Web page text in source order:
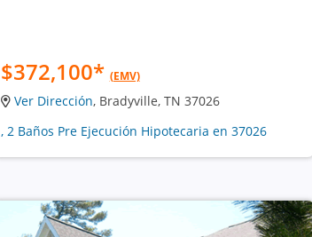
$372,100* (EMV)
Ver Dirección, Bradyville, TN 37026
, 2 Baños Pre Ejecución Hipotecaria en 37026